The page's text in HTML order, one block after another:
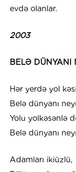
evdə olanlar.
2003
BELƏ DÜNYANI
Hər yerdə yol
Belə dünyanı
Yolu yolkəsənlə
Belə dünyanı
Adamları ikiüzlü,